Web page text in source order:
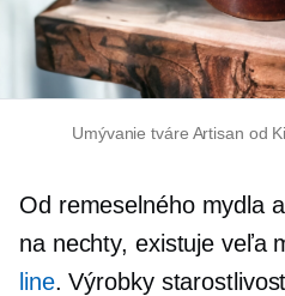
Umývanie tváre Artisan od
Od remeselného mydla
na nechty, existuje veľa
line. Výrobky